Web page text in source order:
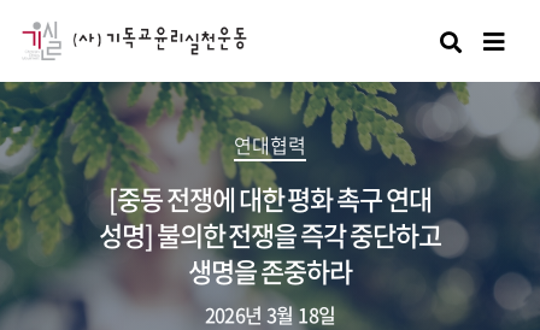
검색
연대협력
[중동 전쟁에 대한 평화 촉구 연대
성명] 불의한 전쟁을 즉각 중단하고
생명을 존중하라
2026년 3월 18일